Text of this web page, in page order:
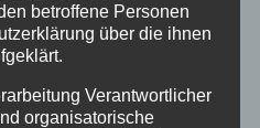
betroffene Personen
über die ihnen
Verantwortlicher
organisatorische